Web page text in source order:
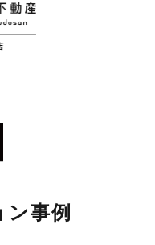
ン事例